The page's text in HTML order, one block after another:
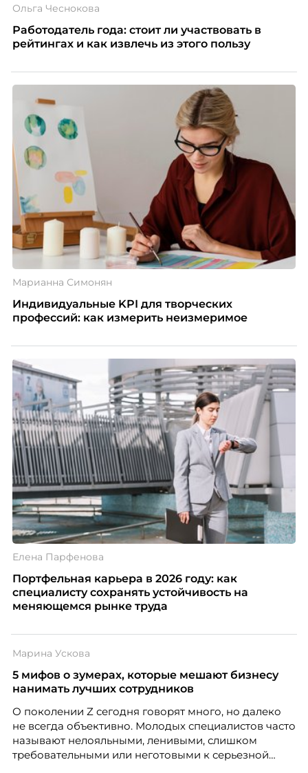
Ольга Чеснокова
Работодатель года: стоит ли участвовать в
рейтингах и как извлечь из этого пользу
Марианна Симонян
Индивидуальные KPI для творческих
профессий: как измерить неизмеримое
Елена Парфенова
Портфельная карьера в 2026 году: как
специалисту сохранять устойчивость на
меняющемся рынке труда
Марина Ускова
5 мифов о зумерах, которые мешают бизнесу
нанимать лучших сотрудников
О поколении Z сегодня говорят много, но далеко
не всегда объективно. Молодых специалистов часто
называют нелояльными, ленивыми, слишком
требовательными или неготовыми к серьезной